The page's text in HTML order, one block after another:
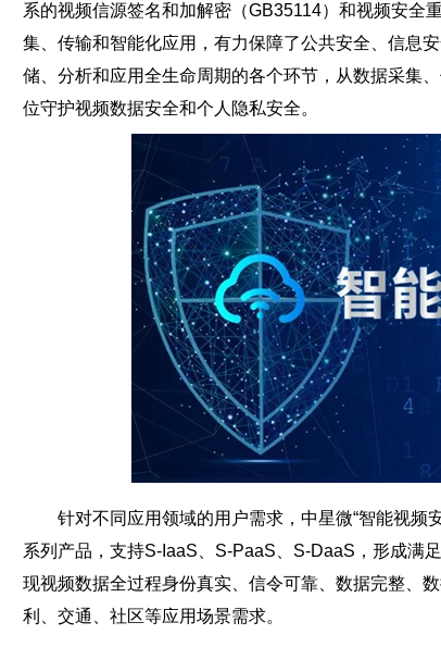
系的视频信源签名和加解密（GB35114）和视频安全
集、传输和智能化应用，有力保障了公共安全、信息
储、分析和应用全生命周期的各个环节，从数据采集
位守护视频数据安全和个人隐私安全。
针对不同应用领域的用户需求，中星微“智能视频安
系列产品，支持S-IaaS、S-PaaS、S-DaaS，形成满
现视频数据全过程身份真实、信令可靠、数据完整、
利、交通、社区等应用场景需求。